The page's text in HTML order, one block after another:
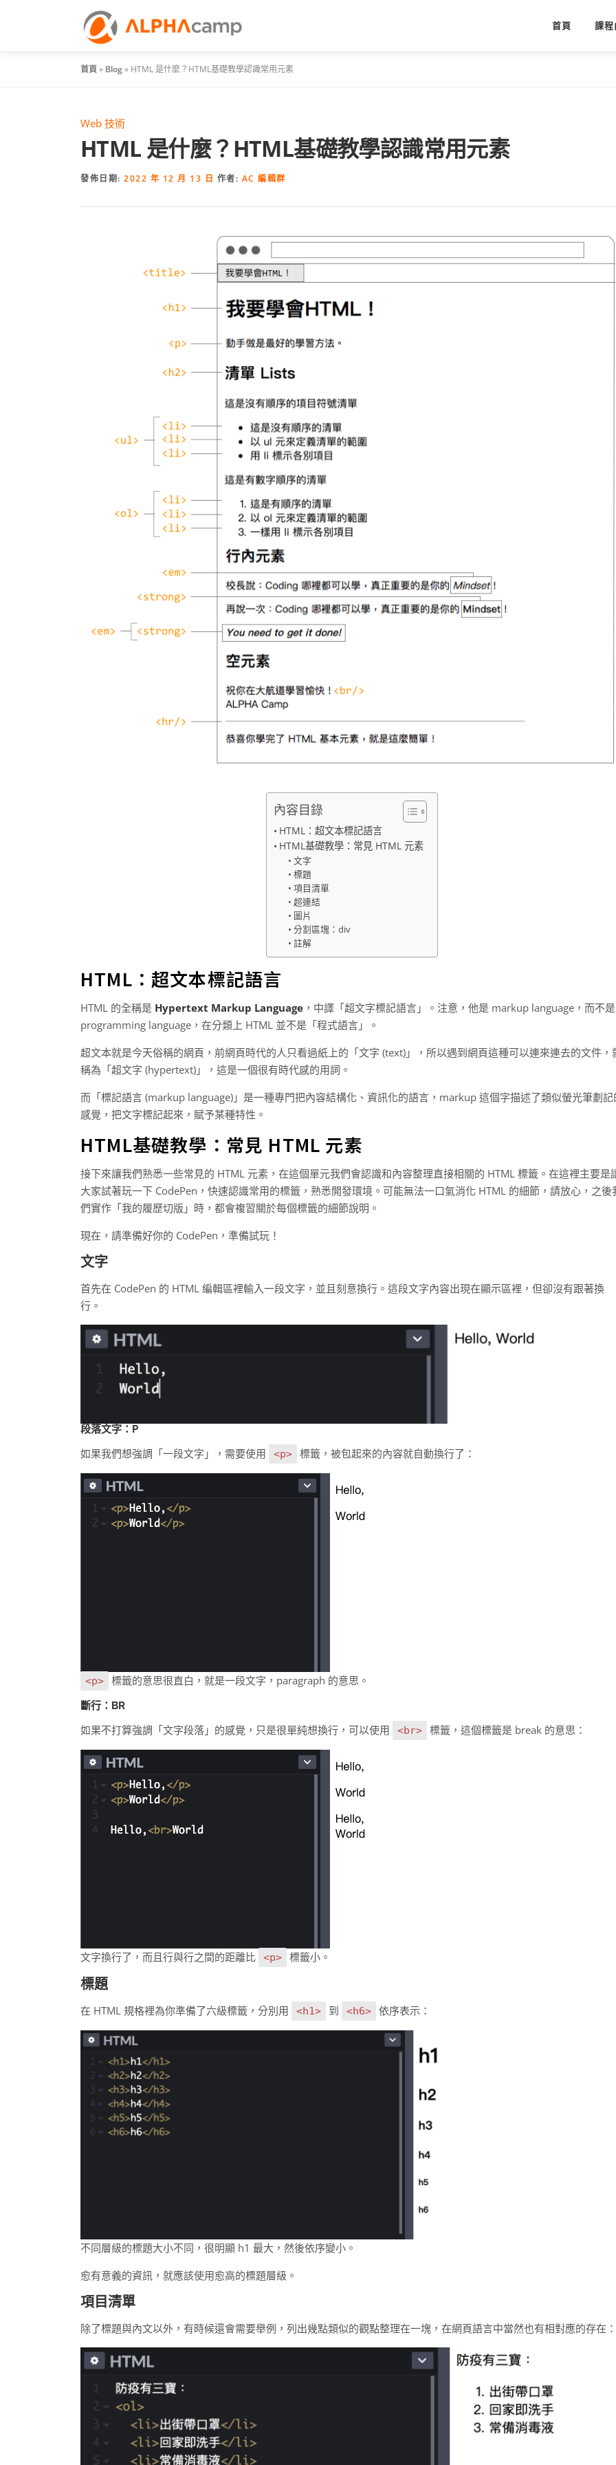
首頁 課程
首頁» Blog» HTML 是什麼？HTML基礎教學認識常用元素
Web 技術
HTML 是什麼？HTML基礎教學認識常用元素
發佈日期: 2022 年 12 月 13 日 作者: AC 編輯群
內容目錄
HTML：超文本標記語言
HTML基礎教學：常見 HTML 元素
文字
標題
項目清單
超連結
圖片
分割區塊：div
註解
HTML：超文本標記語言
HTML 的全稱是 Hypertext Markup Language ，中譯「超文字標記語言」。注意，他是 markup language，而不是
programming language，在分類上 HTML 並不是「程式語言」。
超文本就是今天俗稱的網頁，前網頁時代的人只看過紙上的「文字 (text)」，所以遇到網頁這種可以連來連去的文件，
稱為「超文字 (hypertext)」，這是一個很有時代感的用詞。
而「標記語言 (markup language)」是一種專門把內容結構化、資訊化的語言，markup 這個字描述了類似螢光筆劃記
感覺，把文字標記起來，賦予某種特性。
HTML基礎教學：常見 HTML 元素
接下來讓我們熟悉一些常見的 HTML 元素，在這個單元我們會認識和內容整理直接相關的 HTML 標籤。在這裡主要是
大家試著玩一下 CodePen，快速認識常用的標籤，熟悉開發環境。可能無法一口氣消化 HTML 的細節，請放心，之後
們實作「我的履歷切版」時，都會複習關於每個標籤的細節說明。
現在，請準備好你的 CodePen，準備試玩！
文字
首先在 CodePen 的 HTML 編輯區裡輸入一段文字，並且刻意換行。這段文字內容出現在顯示區裡，但卻沒有跟著換
行。
段落文字：P
如果我們想強調「一段文字」，需要使用 <p> 標籤，被包起來的內容就自動換行了：
<p> 標籤的意思很直白，就是一段文字，paragraph 的意思。
斷行：BR
如果不打算強調「文字段落」的感覺，只是很單純想換行，可以使用 <br> 標籤，這個標籤是 break 的意思：
文字換行了，而且行與行之間的距離比 <p> 標籤小。
標題
在 HTML 規格裡為你準備了六級標籤，分別用 <h1> 到 <h6> 依序表示：
不同層級的標題大小不同，很明顯 h1 最大，然後依序變小。
愈有意義的資訊，就應該使用愈高的標題層級。
項目清單
除了標題與內文以外，有時候還會需要舉例，列出幾點類似的觀點整理在一塊，在網頁語言中當然也有相對應的存在：